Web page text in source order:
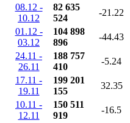
08.12 -
10.12
82 635
524
-21.22
01.12 -
03.12
104 898
896
-44.43
24.11 -
26.11
188 757
410
-5.24
17.11 -
19.11
199 201
155
32.35
10.11 -
12.11
150 511
919
-16.5